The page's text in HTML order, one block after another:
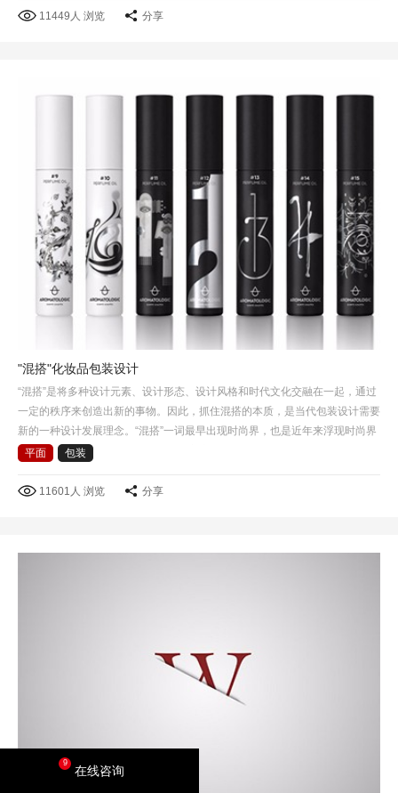
11449人 浏览 分享
"混搭"化妆品包装设计
“混搭”是将多种设计元素、设计形态、设计风格和时代文化交融在一起，通过
一定的秩序来创造出新的事物。因此，抓住混搭的本质，是当代包装设计需要
新的一种设计发展理念。“混搭”一词最早出现时尚界，也是近年来浮现时尚界
的一个专业名词，混搭风格是后现代主义衍生的一种艺…
平面 包装
11601人 浏览 分享
9
在线咨询